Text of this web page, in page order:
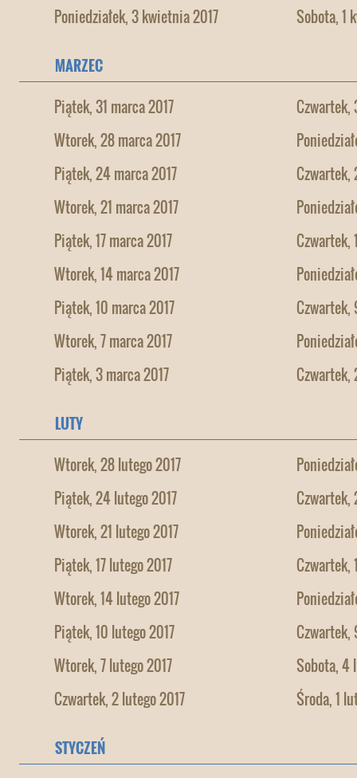
Poniedziałek, 3 kwietnia 2017 Sobota, 1
MARZEC
Piątek, 31 marca 2017
Czwartek,
Wtorek, 28 marca 2017
Piątek, 24 marca 2017
Czwartek,
Wtorek, 21 marca 2017
Piątek, 17 marca 2017
Czwartek,
Wtorek, 14 marca 2017
Piątek, 10 marca 2017
Czwartek,
Wtorek, 7 marca 2017
Piątek, 3 marca 2017
Czwartek,
LUTY
Wtorek, 28 lutego 2017
Piątek, 24 lutego 2017
Czwartek,
Wtorek, 21 lutego 2017
Piątek, 17 lutego 2017
Czwartek,
Wtorek, 14 lutego 2017
Piątek, 10 lutego 2017
Czwartek,
Wtorek, 7 lutego 2017
Sobota, 4
Czwartek, 2 lutego 2017
Środa, 1
STYCZEŃ